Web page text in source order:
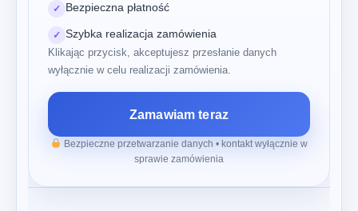
✓ Bezpieczna płatność
✓ Szybka realizacja zamówienia
Klikając przycisk, akceptujesz przesłanie danych
wyłącznie w celu realizacji zamówienia.
Zamawiam teraz
Bezpieczne przetwarzanie danych • kontakt wyłącznie w
sprawie zamówienia